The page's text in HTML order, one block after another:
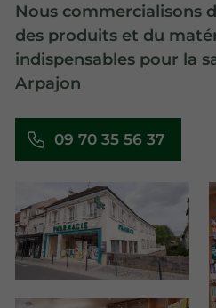
Nous commercialisons
des produits et du
indispensables pour la
Arpajon
09 70 35 56 37